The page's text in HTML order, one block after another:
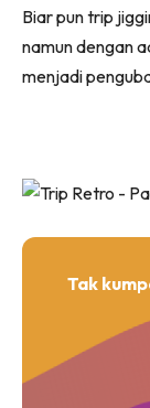
Biar pun trip
namun dengan
menjadi
Tak